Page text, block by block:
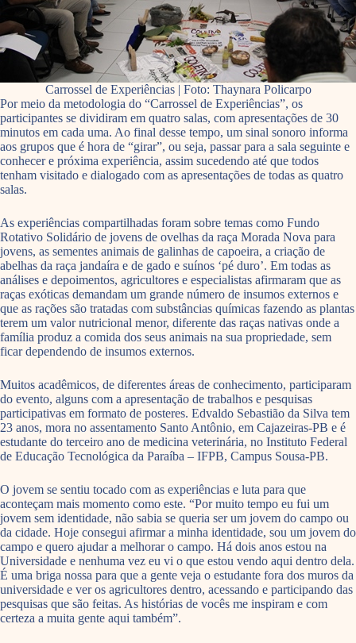
Carrossel de Experiências | Foto: Thaynara Policarpo
Por meio da metodologia do “Carrossel de Experiências”, os
participantes se dividiram em quatro salas, com apresentações de 30
minutos em cada uma. Ao final desse tempo, um sinal sonoro informa
aos grupos que é hora de “girar”, ou seja, passar para a sala seguinte e
conhecer e próxima experiência, assim sucedendo até que todos
tenham visitado e dialogado com as apresentações de todas as quatro
salas.
As experiências compartilhadas foram sobre temas como Fundo
Rotativo Solidário de jovens de ovelhas da raça Morada Nova para
jovens, as sementes animais de galinhas de capoeira, a criação de
abelhas da raça jandaíra e de gado e suínos ‘pé duro’. Em todas as
análises e depoimentos, agricultores e especialistas afirmaram que as
raças exóticas demandam um grande número de insumos externos e
que as rações são tratadas com substâncias químicas fazendo as plantas
terem um valor nutricional menor, diferente das raças nativas onde a
família produz a comida dos seus animais na sua propriedade, sem
ficar dependendo de insumos externos.
Muitos acadêmicos, de diferentes áreas de conhecimento, participaram
do evento, alguns com a apresentação de trabalhos e pesquisas
participativas em formato de posteres. Edvaldo Sebastião da Silva tem
23 anos, mora no assentamento Santo Antônio, em Cajazeiras-PB e é
estudante do terceiro ano de medicina veterinária, no Instituto Federal
de Educação Tecnológica da Paraíba – IFPB, Campus Sousa-PB.
O jovem se sentiu tocado com as experiências e luta para que
aconteçam mais momento como este. “Por muito tempo eu fui um
jovem sem identidade, não sabia se queria ser um jovem do campo ou
da cidade. Hoje consegui afirmar a minha identidade, sou um jovem do
campo e quero ajudar a melhorar o campo. Há dois anos estou na
Universidade e nenhuma vez eu vi o que estou vendo aqui dentro dela.
É uma briga nossa para que a gente veja o estudante fora dos muros da
universidade e ver os agricultores dentro, acessando e participando das
pesquisas que são feitas. As histórias de vocês me inspiram e com
certeza a muita gente aqui também”.